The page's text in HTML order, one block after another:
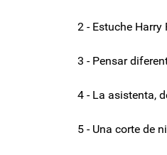
2 - Estuche Harry
3 - Pensar
4 - La asistenta,
5 - Una corte de